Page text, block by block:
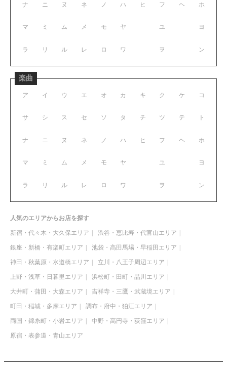
ナ ニ ヌ ネ ノ
マ ミ ム メ モ
ラ リ ル レ ロ
ハ ヒ フ ヘ ホ
ヤ ユ ヨ
ワ ヲ ン
楽曲
ア イ ウ エ オ
サ シ ス セ ソ
ナ ニ ヌ ネ ノ
マ ミ ム メ モ
ラ リ ル レ ロ
カ キ ク ケ コ
タ チ ツ テ ト
ハ ヒ フ ヘ ホ
ヤ ユ ヨ
ワ ヲ ン
人気のエリアからお店を探す
新宿・代々木・大久保エリア 渋谷・恵比寿・代官山エリア
銀座・新橋・有楽町エリア 池袋・高田馬場・早稲田エリア
神田・秋葉原・水道橋エリア 立川・八王子周辺エリア
上野・浅草・日暮里エリア 浜松町・田町・品川エリア
大井町・蒲田・大森エリア 吉祥寺・三鷹・武蔵境エリア
町田・稲城・多摩エリア 調布・府中・狛江エリア
両国・錦糸町・小岩エリア 中野・高円寺・荻窪エリア
原宿・表参道・青山エリア